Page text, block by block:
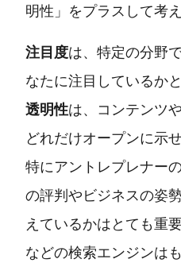
明性」をプラスして考
注目度は、特定の分野
なたに注目しているか
透明性は、コンテンツ
どれだけオープンに示
特にアントレプレナー
の評判やビジネスの姿
えているかはとても重
などの検索エンジンは